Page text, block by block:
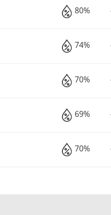
80%
74%
70%
69%
70%